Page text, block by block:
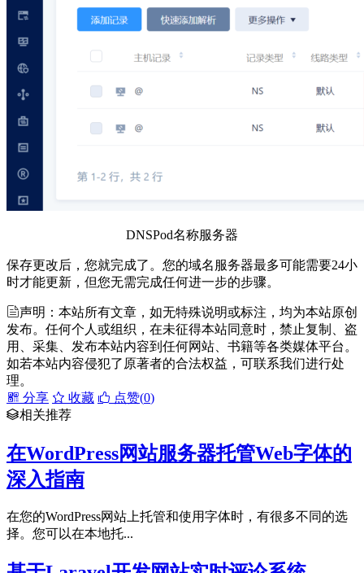
DNSPod名称服务器
保存更改后，您就完成了。您的域名服务器最多可能需要24小
时才能更新，但您无需完成任何进一步的步骤。
声明：本站所有文章，如无特殊说明或标注，均为本站原创
发布。任何个人或组织，在未征得本站同意时，禁止复制、盗
用、采集、发布本站内容到任何网站、书籍等各类媒体平台。
如若本站内容侵犯了原著者的合法权益，可联系我们进行处
理。
分享
收藏 点赞(0)
相关推荐
在WordPress网站服务器托管Web字体的
深入指南
在您的WordPress网站上托管和使用字体时，有很多不同的选
择。您可以在本地托...